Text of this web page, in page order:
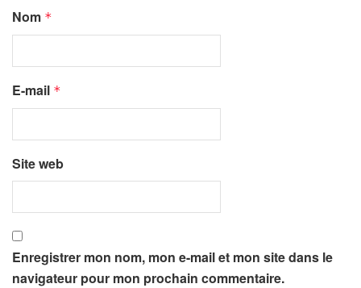
Nom *
E-mail *
Site web
Enregistrer mon nom, mon e-mail et mon site dans le
navigateur pour mon prochain commentaire.